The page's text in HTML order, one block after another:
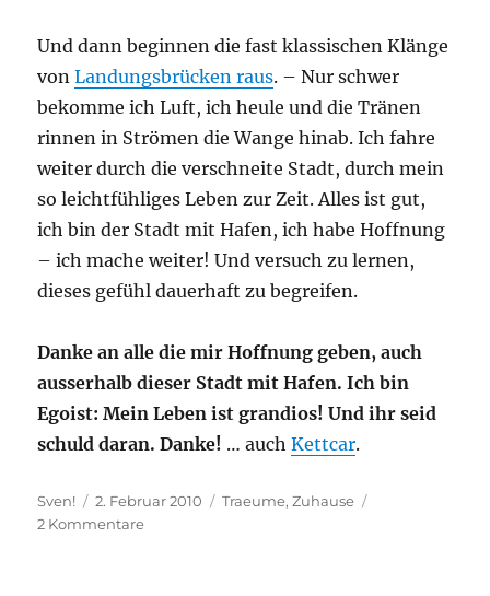
Und dann beginnen die fast klassischen Klänge
vonLandungsbrücken raus. – Nur schwer
bekomme ich Luft, ich heule und die Tränen
rinnen in Strömen die Wange hinab. Ich fahre
weiter durch die verschneite Stadt, durch mein
so leichtfühliges Leben zur Zeit. Alles ist gut,
ich bin der Stadt mit Hafen, ich habe Hoffnung
– ich mache weiter! Und versuch zu lernen,
dieses gefühl dauerhaft zu begreifen.
Danke an alle die mir Hoffnung geben, auch
ausserhalb dieser Stadt mit Hafen. Ich bin
Egoist: Mein Leben ist grandios! Und ihr seid
schuld daran. Danke! … auchKettcar.
Autor
Sven!
Veröffentlicht
am
2. Februar 2010 Kategorien
Traeume,Zuhause
2 Kommentarezu